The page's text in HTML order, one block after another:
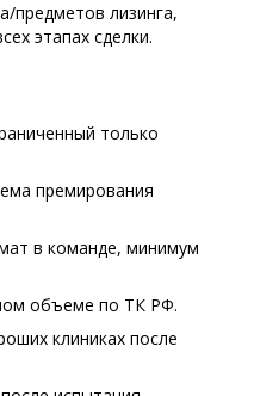
предметов лизинга,
этапах сделки.
только
премирования
в команде, минимум
объеме по ТК РФ.
клиниках после